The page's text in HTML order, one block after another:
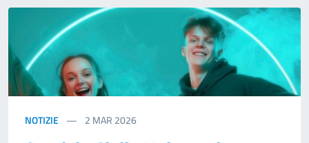
NOTIZIE 2 MAR 2026